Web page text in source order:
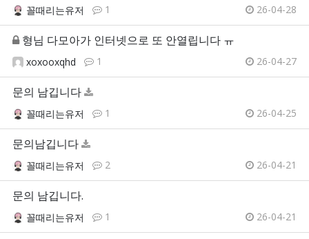
꼴때리는유저 1 26-04-28
형님 다모아가 인터넷으로 또 안열립니다 ㅠ
xoxooxqhd 1 26-04-27
문의 남깁니다
꼴때리는유저 1 26-04-25
문의남깁니다
꼴때리는유저 2 26-04-21
문의 남깁니다.
꼴때리는유저 1 26-04-21